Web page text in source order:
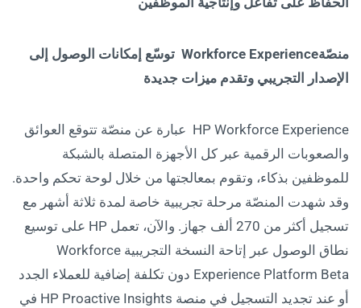
منصّةWorkforce Experience توسّع إمكانات الوصول إلى
الإصدار التجريبي وتقدم ميزات جديدة
HP Workforce Experience عبارة عن منصّة تتوقع العوائق
والصعوبات الرقمية عبر كل الأجهزة المتصلة بالشبكة
للموظفين بذكاء، وتقوم بمعالجتها من خلال لوحة تحكم واحدة.
وقد شهدت المنصّة مرحلة تجريبية خاصة لمدة ثلاثة أشهر مع
تسجيل أكثر من 270 ألف جهاز. والآن، تعمل HP على توسيع
نطاق الوصول عبر إتاحة النسخة التجريبية Workforce
Experience Platform Beta دون تكلفة إضافية للعملاء الجدد
أو عند تجديد التسجيل في منصة HP Proactive Insights في